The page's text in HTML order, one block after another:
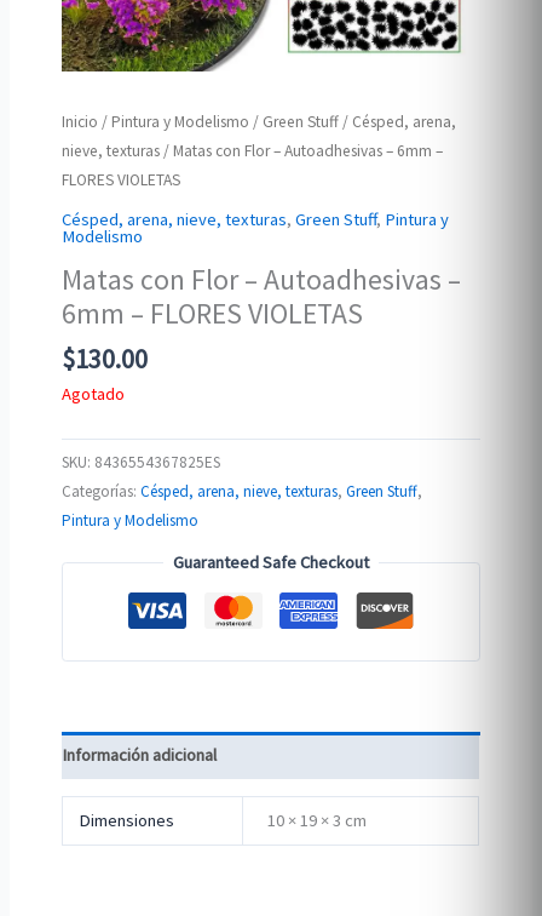
Inicio / Pintura y Modelismo / Green Stuff / Césped, arena,
nieve, texturas / Matas con Flor – Autoadhesivas – 6mm –
FLORES VIOLETAS
Césped, arena, nieve, texturas,Green Stuff, Pintura y
Modelismo
Matas con Flor – Autoadhesivas –
6mm – FLORES VIOLETAS
$130.00
Agotado
SKU: 8436554367825ES
Categorías:Césped, arena, nieve, texturas,Green Stuff,
Pintura y Modelismo
Guaranteed Safe Checkout
Información adicional
Dimensiones 10 × 19 × 3 cm